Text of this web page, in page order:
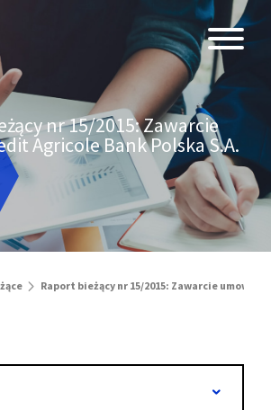
nr 15/2015: Zawarcie
Agricole Bank Polska S.A.
Raport bieżący nr 15/2015: Zawarcie umowy